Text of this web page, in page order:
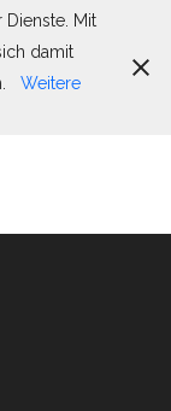
Mit
damit
Weitere